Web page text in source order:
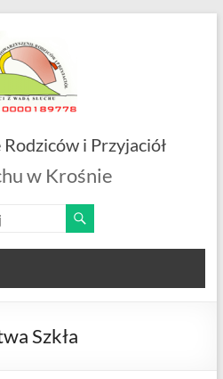
i Przyjaciół
w Krośnie
Szkła